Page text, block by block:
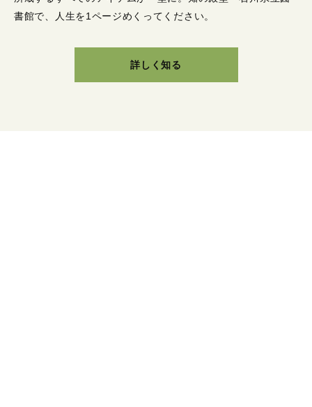
書館で、人生を1ページめくってください。
詳しく知る